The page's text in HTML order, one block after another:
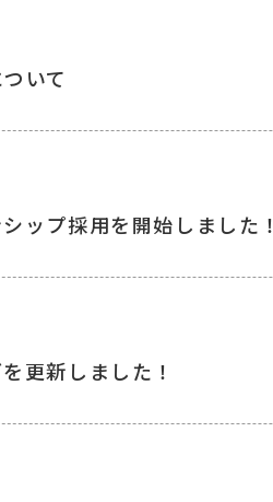
いて
ップ採用を開始しました！
更新しました！